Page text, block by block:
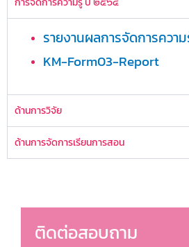
รายงานผลการจัดการควา
KM-Form03-Report
ด้านการวิจัย
ด้านการจัดการเรียนการสอน
ติดต่อสอบถาม